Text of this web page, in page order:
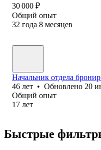
30 000 ₽
Общий опыт
32 года 8 месяцев
Начальник отдела
46 лет • Обновлено 20
Общий опыт
17 лет
Быстрые